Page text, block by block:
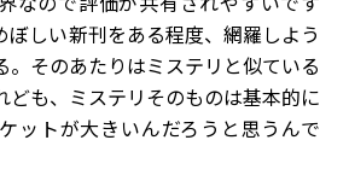
ぼしい新刊をある程度、網羅しよう
。そのあたりはミステリと似ている
ども、ミステリそのものは基本的に
ットが大きいんだろうと思うんで